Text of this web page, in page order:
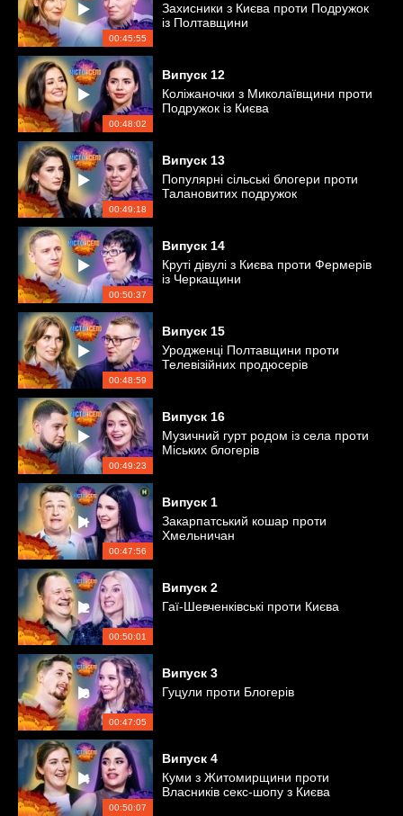
00:45:55
Захисники з Києва проти Подружок
із Полтавщини
00:48:02
Випуск 12
Коліжаночки з Миколаївщини проти
Подружок із Києва
00:49:18
Випуск 13
Популярні сільські блогери проти
Талановитих подружок
00:50:37
Випуск 14
Круті дівулі з Києва проти Фермерів
із Черкащини
00:48:59
Випуск 15
Уродженці Полтавщини проти
Телевізійних продюсерів
00:49:23
Випуск 16
Музичний гурт родом із села проти
Міських блогерів
00:47:56
Випуск 1
Закарпатський кошар проти
Хмельничан
00:50:01
Випуск 2
Гаї-Шевченківські проти Києва
00:47:05
Випуск 3
Гуцули проти Блогерів
00:50:07
Випуск 4
Куми з Житомирщини проти
Власників секс-шопу з Києва